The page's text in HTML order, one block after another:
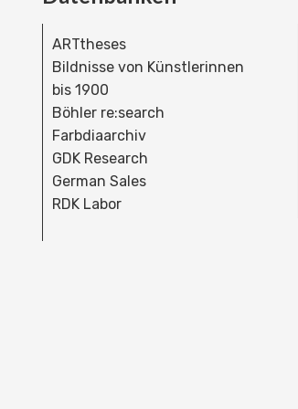
ARTtheses
Bildnisse von Künstlerinnen
bis 1900
Böhler re:search
Farbdiaarchiv
GDK Research
German Sales
RDK Labor